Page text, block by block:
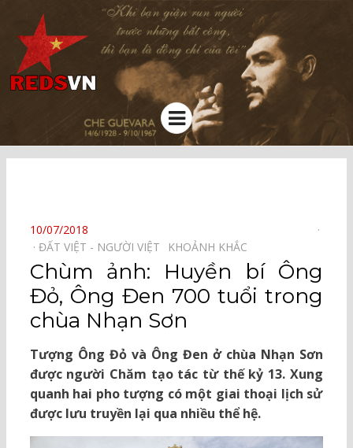
Kênh chia sẻ tri thức cộng đồng
Menu
POSTED
ON
10/07/2018
ĐẤT VIỆT - NGƯỜI VIỆT⠀
KHOẢNH KHẮC⠀
Chùm ảnh: Huyền bí Ông
Đỏ, Ông Đen 700 tuổi trong
chùa Nhạn Sơn
Tượng Ông Đỏ và Ông Đen ở chùa Nhạn Sơn
được người Chăm tạo tác từ thế kỷ 13. Xung
quanh hai pho tượng có một giai thoại lịch sử
được lưu truyền lại qua nhiều thể hệ.